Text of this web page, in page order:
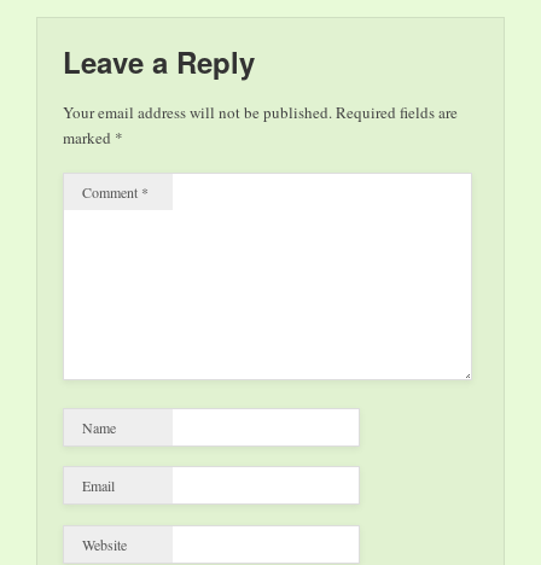
libreria. Lapponia,
notte. Davanti al
ripercorre la lunga
vita che ha alle spalle:
…
Leave a Reply
Your email address will not be published.Required fields are
marked *
Comment *
Name
Email
Website